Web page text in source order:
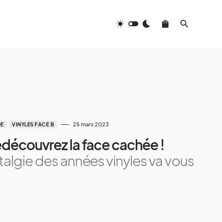
VINYLES FACE B 25 mars 2023
la face cachée !
des années vinyles va vous